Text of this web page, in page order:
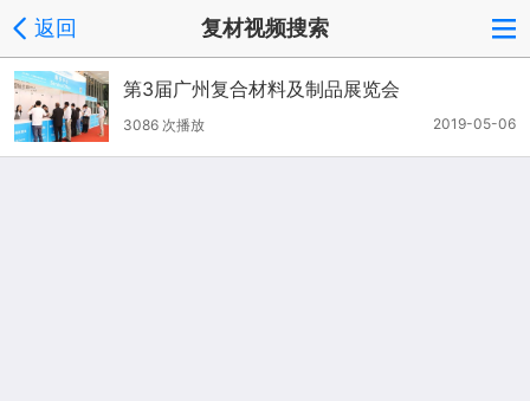
返回 复材视频搜索
第3届广州复合材料及制品展览会
2019-05-06
3086 次播放